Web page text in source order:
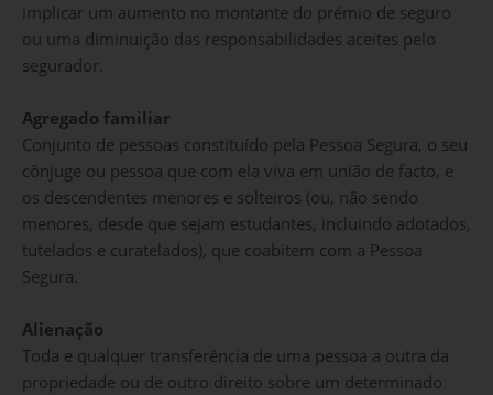
implicar um aumento no montante do prémio de seguro
ou uma diminuição das responsabilidades aceites pelo
segurador.
Agregado familiar
Conjunto de pessoas constituído pela Pessoa Segura, o seu
cônjuge ou pessoa que com ela viva em união de facto, e
os descendentes menores e solteiros (ou, não sendo
menores, desde que sejam estudantes, incluindo adotados,
tutelados e curatelados), que coabitem com a Pessoa
Segura.
Alienação
Toda e qualquer transferência de uma pessoa a outra da
propriedade ou de outro direito sobre um determinado